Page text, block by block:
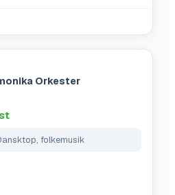
Orkester
folkemusik